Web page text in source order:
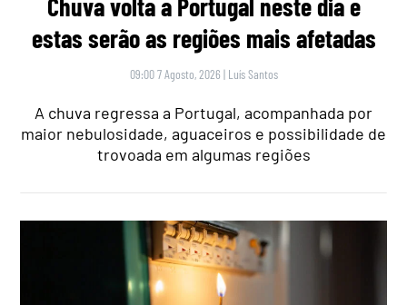
Chuva volta a Portugal neste dia e
estas serão as regiões mais afetadas
09:00 7 Agosto, 2026 | Luís Santos
A chuva regressa a Portugal, acompanhada por
maior nebulosidade, aguaceiros e possibilidade de
trovoada em algumas regiões